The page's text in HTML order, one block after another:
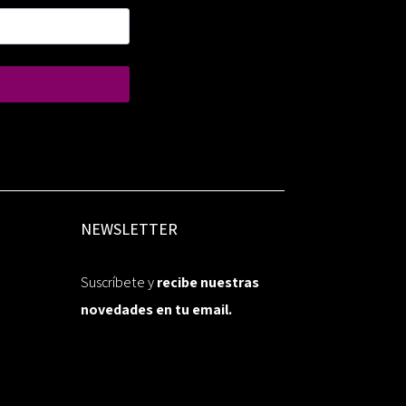
NEWSLETTER
Suscríbete yrecibe nuestras
novedades en tu email.